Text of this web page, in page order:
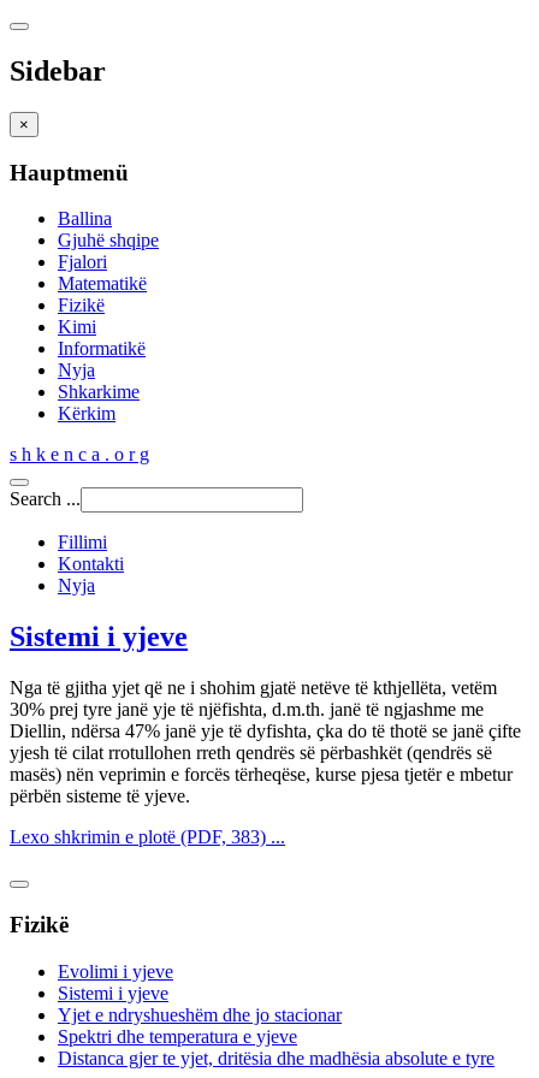
Sidebar
×
Hauptmenü
Ballina
Gjuhë shqipe
Fjalori
Matematikë
Fizikë
Kimi
Informatikë
Nyja
Shkarkime
Kërkim
s h k e n c a . o r g
Search ...
Fillimi
Kontakti
Nyja
Sistemi i yjeve
Nga të gjitha yjet që ne i shohim gjatë netëve të kthjellëta, vetëm
30% prej tyre janë yje të njëfishta, d.m.th. janë të ngjashme me
Diellin, ndërsa 47% janë yje të dyfishta, çka do të thotë se janë çifte
yjesh të cilat rrotullohen rreth qendrës së përbashkët (qendrës së
masës) nën veprimin e forcës tërheqëse, kurse pjesa tjetër e mbetur
përbën sisteme të yjeve.
Lexo shkrimin e plotë (PDF, 383) ...
Fizikë
Evolimi i yjeve
Sistemi i yjeve
Yjet e ndryshueshëm dhe jo stacionar
Spektri dhe temperatura e yjeve
Distanca gjer te yjet, dritësia dhe madhësia absolute e tyre